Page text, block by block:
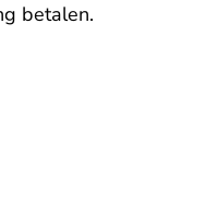
betalen.